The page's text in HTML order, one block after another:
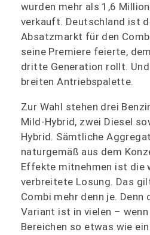
wurden mehr als 1,6
verkauft. Deutschland ist
Absatzmarkt für den
seine Premiere feierte,
dritte Generation rollt.
breiten Antriebspalette.
Zur Wahl stehen drei
Mild-Hybrid, zwei Diesel
Hybrid. Sämtliche
naturgemäß aus dem
Effekte mitnehmen ist die
verbreitete Losung. Das
Combi mehr denn je. Denn
Variant ist in vielen –
Bereichen so etwas wie